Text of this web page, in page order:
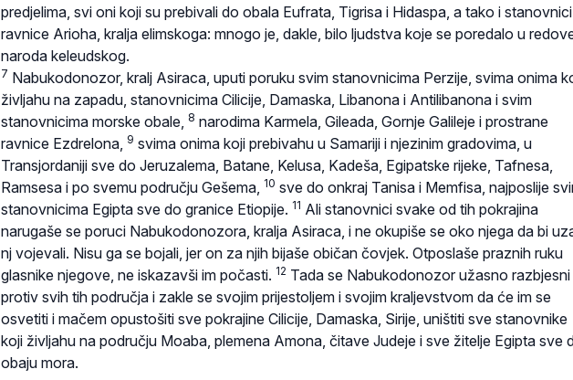
predjelima, svi oni koji su prebivali do obala Eufrata, Tigrisa i Hidaspa, a tako i stanovnici
ravnice Arioha, kralja elimskoga: mnogo je, dakle, bilo ljudstva koje se poredalo u
naroda keleudskog.
7 Nabukodonozor, kralj Asiraca, uputi poruku svim stanovnicima Perzije, svima onima
življahu na zapadu, stanovnicima Cilicije, Damaska, Libanona i Antilibanona i svim
stanovnicima morske obale,
8 narodima Karmela, Gileada, Gornje Galileje i prostrane
ravnice Ezdrelona, 9 svima onima koji prebivahu u Samariji i njezinim gradovima, u
Transjordaniji sve do Jeruzalema, Batane, Kelusa, Kadeša, Egipatske rijeke, Tafnesa,
Ramsesa i po svemu području Gešema, 10 sve do onkraj Tanisa i Memfisa, najposlije
stanovnicima Egipta sve do granice Etiopije. 11 Ali stanovnici svake od tih pokrajina
narugaše se poruci Nabukodonozora, kralja Asiraca, i ne okupiše se oko njega da bi
nj vojevali. Nisu ga se bojali, jer on za njih bijaše običan čovjek. Otposlaše praznih ruku
glasnike njegove, ne iskazavši im počasti. 12 Tada se Nabukodonozor užasno razbjesni
protiv svih tih područja i zakle se svojim prijestoljem i svojim kraljevstvom da će im se
osvetiti i mačem opustošiti sve pokrajine Cilicije, Damaska, Sirije, uništiti sve stanovnike
koji življahu na području Moaba, plemena Amona, čitave Judeje i sve žitelje Egipta sve
obaju mora.